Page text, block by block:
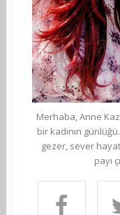
Merhaba, Anne Kaz
bir kadının
gezer, sever
payı